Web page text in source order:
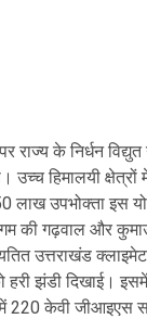
राज्य के निर्धन
उच्च हिमालयी
उपभोक्ता इस
की गढ़वाल और
उत्तराखंड
हरी झंडी दिखाई।
220 केवी